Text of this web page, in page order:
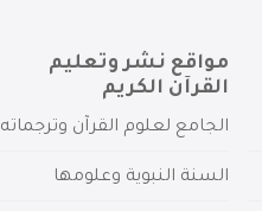
مواقع نشر وتعليم
القرآن الكريم
الجامع لعلوم القرآن وترجماته
السنة النبوية وعلومها